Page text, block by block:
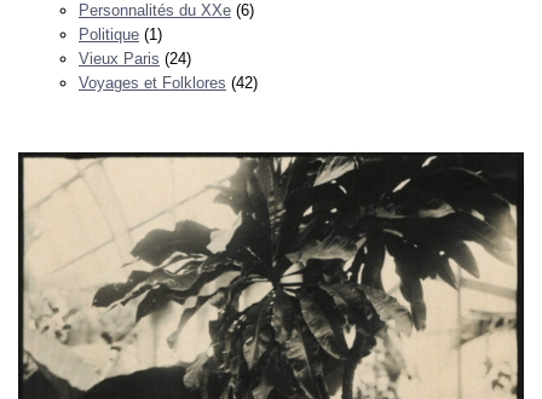
Personnalités du XXe (6)
Politique (1)
Vieux Paris (24)
Voyages et Folklores (42)